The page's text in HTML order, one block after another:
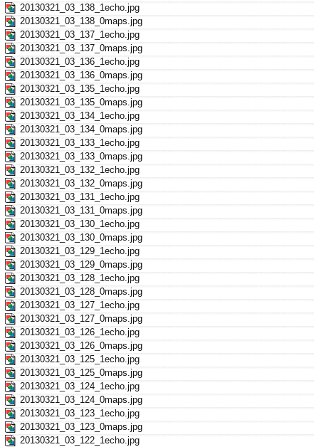
20130321_03_138_1echo.jpg
20130321_03_138_0maps.jpg
20130321_03_137_1echo.jpg
20130321_03_137_0maps.jpg
20130321_03_136_1echo.jpg
20130321_03_136_0maps.jpg
20130321_03_135_1echo.jpg
20130321_03_135_0maps.jpg
20130321_03_134_1echo.jpg
20130321_03_134_0maps.jpg
20130321_03_133_1echo.jpg
20130321_03_133_0maps.jpg
20130321_03_132_1echo.jpg
20130321_03_132_0maps.jpg
20130321_03_131_1echo.jpg
20130321_03_131_0maps.jpg
20130321_03_130_1echo.jpg
20130321_03_130_0maps.jpg
20130321_03_129_1echo.jpg
20130321_03_129_0maps.jpg
20130321_03_128_1echo.jpg
20130321_03_128_0maps.jpg
20130321_03_127_1echo.jpg
20130321_03_127_0maps.jpg
20130321_03_126_1echo.jpg
20130321_03_126_0maps.jpg
20130321_03_125_1echo.jpg
20130321_03_125_0maps.jpg
20130321_03_124_1echo.jpg
20130321_03_124_0maps.jpg
20130321_03_123_1echo.jpg
20130321_03_123_0maps.jpg
20130321_03_122_1echo.jpg